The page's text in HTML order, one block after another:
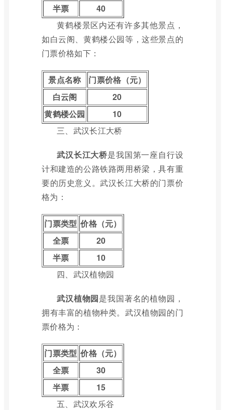
半票
40
黄鹤楼景区内还有许多其他景点，
如白云阁、黄鹤楼公园等，这些景点的
门票价格如下：
景点名称
门票价格（元）
白云阁
20
黄鹤楼公园
10
三、武汉长江大桥
武汉长江大桥是我国第一座自行设
计和建造的公路铁路两用桥梁，具有重
要的历史意义。武汉长江大桥的门票价
格为：
门票类型 价格（元）
全票
20
半票
10
四、武汉植物园
武汉植物园是我国著名的植物园，
拥有丰富的植物种类。武汉植物园的门
票价格为：
门票类型 价格（元）
全票
30
半票
15
五、武汉欢乐谷